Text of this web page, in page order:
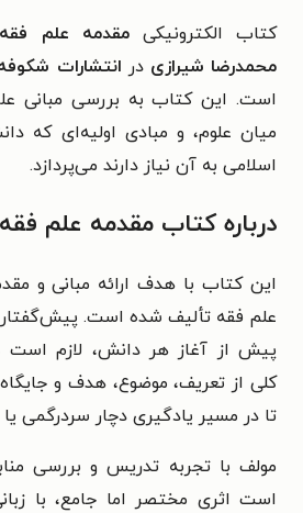
کتاب الکترونیکیمقدمه علم
محمدرضا شیرازی در انتشارات
است. این کتاب به بررسی مبانی
میان علوم، و مبادی اولیه‌ای که
اسلامی به آن نیاز دارند می‌پردازد.
درباره کتاب مقدمه علم
این کتاب با هدف ارائه مبانی و
علم فقه تألیف شده است.
پیش از آغاز هر دانش، لازم است
کلی از تعریف، موضوع، هدف و
تا در مسیر یادگیری دچار سردرگمی
مولف با تجربه تدریس و بررسی
است اثری مختصر اما جامع، با